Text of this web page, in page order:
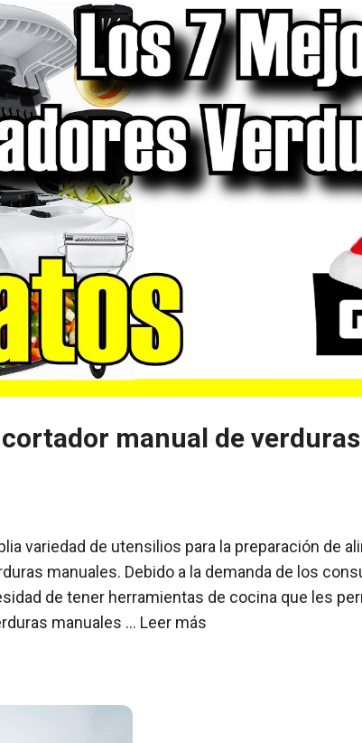
manual de verduras
variedad de utensilios para la preparación de
manuales. Debido a la demanda de los
de tener herramientas de cocina que les
manuales … Leer más